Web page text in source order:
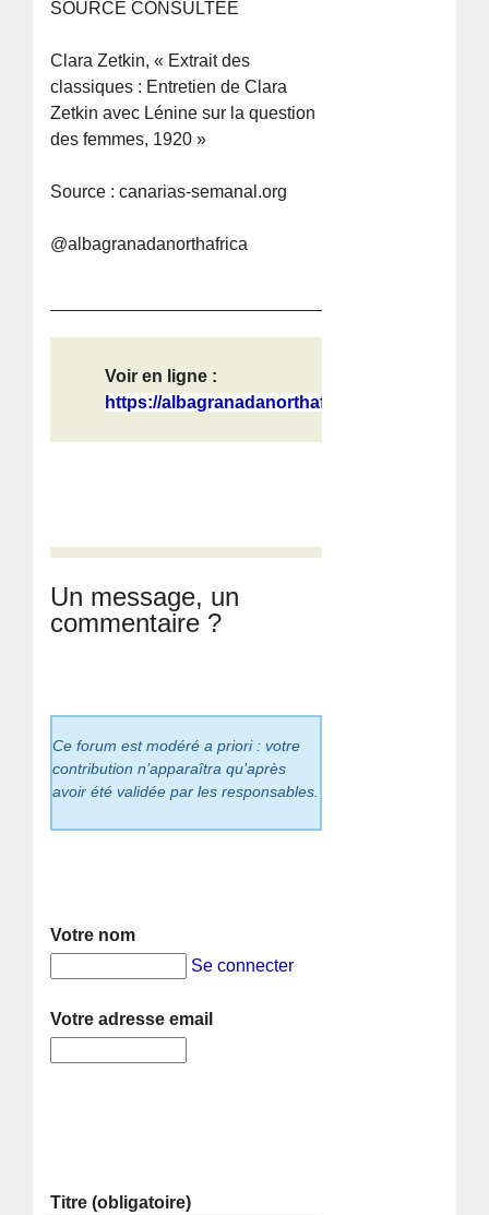
SOURCE CONSULTÉE
Clara Zetkin, « Extrait des
classiques : Entretien de Clara
Zetkin avec Lénine sur la question
des femmes, 1920 »
Source : canarias-semanal.org
@albagranadanorthafrica
Voir en ligne :
https://albagranadanorthafrica.word...
Un message, un
commentaire ?
Ce forum est modéré a priori : votre
contribution n’apparaîtra qu’après
avoir été validée par les responsables.
Votre nom
Se connecter
Votre adresse email
Titre (obligatoire)